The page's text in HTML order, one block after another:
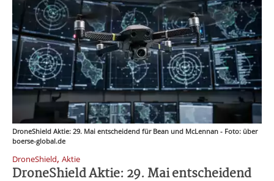
DroneShield Aktie: 29. Mai entscheidend für Bean und McLennan - Foto: über
boerse-global.de
DroneShield, Aktie
DroneShield Aktie: 29. Mai entscheidend